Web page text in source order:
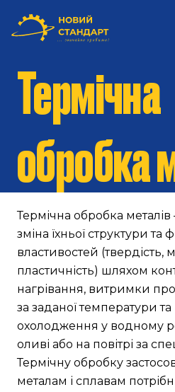
Термічна
обробка
Термічна обробка
зміна їхньої структури та
властивостей (твердість,
пластичність) шляхом
нагрівання, витримки
за заданої температури
охолодження у водному
оливі або на повітрі за
Термічну обробку
металам і сплавам